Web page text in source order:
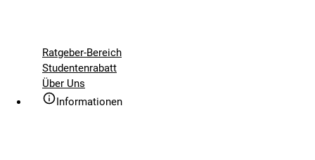
Ratgeber-Bereich
Studentenrabatt
Über Uns
Informationen